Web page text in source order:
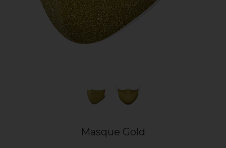
Masque Gold